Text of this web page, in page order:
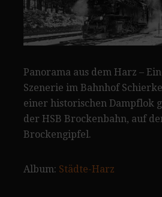
Panorama aus dem Harz –
Szenerie im Bahnhof
einer historischen Dampflok
der HSB Brockenbahn, auf
Brockengipfel.
Album: Städte-Harz